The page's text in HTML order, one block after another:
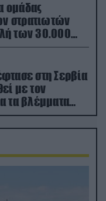
ομάδας
στρατιωτών
των 30.000
Ρωσία (βίντεο)
στη Σερβία
με τον
τη Ρωσία